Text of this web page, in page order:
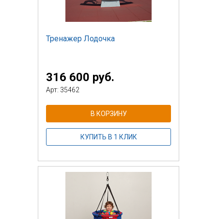
Тренажер Лодочка
316 600 руб.
Арт: 35462
В КОРЗИНУ
КУПИТЬ В 1 КЛИК